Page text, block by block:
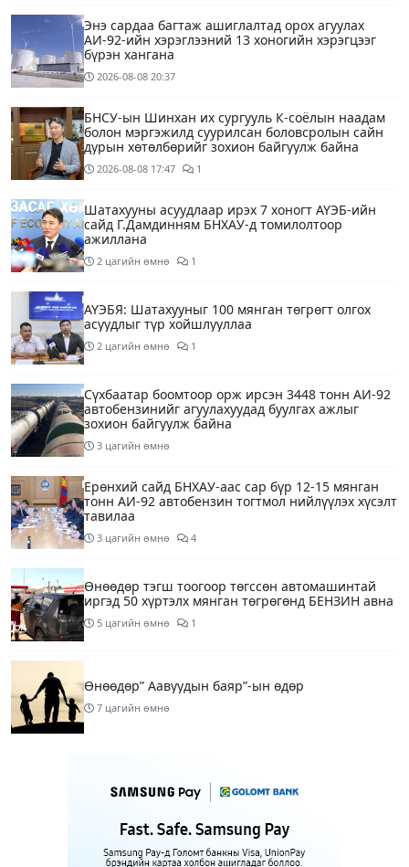
Энэ сардаа багтаж ашиглалтад орох агуулах
АИ-92-ийн хэрэглээний 13 хоногийн хэрэгцээг
бүрэн хангана
2026-08-08 20:37
БНСУ-ын Шинхан их сургууль К-соёлын наадам
болон мэргэжилд суурилсан боловсролын сайн
дурын хөтөлбөрийг зохион байгуулж байна
2026-08-08 17:47 1
Шатахууны асуудлаар ирэх 7 хоногт АҮЭБ-ийн
сайд Г.Дамдинням БНХАУ-д томилолтоор
ажиллана
2 цагийн өмнө 1
АҮЭБЯ: Шатахууныг 100 мянган төгрөгт олгох
асуудлыг түр хойшлууллаа
2 цагийн өмнө 1
Сүхбаатар боомтоор орж ирсэн 3448 тонн АИ-92
автобензинийг агуулахуудад буулгах ажлыг
зохион байгуулж байна
3 цагийн өмнө
Ерөнхий сайд БНХАУ-аас сар бүр 12-15 мянган
тонн АИ-92 автобензин тогтмол нийлүүлэх хүсэлт
тавилаа
3 цагийн өмнө 4
Өнөөдөр тэгш тоогоор төгссөн автомашинтай
иргэд 50 хүртэлх мянган төгрөгөнд БЕНЗИН авна
5 цагийн өмнө 1
Өнөөдөр” Аавуудын баяр”-ын өдөр
7 цагийн өмнө
Улаанбаатарт 31 хэм дулаан байна
9 цагийн өмнө